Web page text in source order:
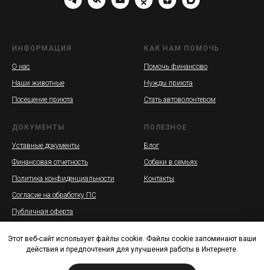
Этот веб-сайт использует файлы cookie. Файлы cookie запоминают ваши
действия и предпочтения для улучшения работы в Интернете.
ИНФОРМАЦИЯ
О нас
Наши животные
Посещение приюта
КАК НАМ ПОМОЧЬ
Помочь финансово
Нужды приюта
Стать автоволонтером
ДОКУМЕНТЫ
Уставные документы
Финансовая отчетность
Политика конфиденциальности
Согласие на обработку ПС
Публичная оферта
ПОЛЕЗНОЕ
Блог
Собаки в семьях
Контакты
РОБО «ОСОБЫЙ ДРУГ» ИНН 7814717520 КПП 781401001